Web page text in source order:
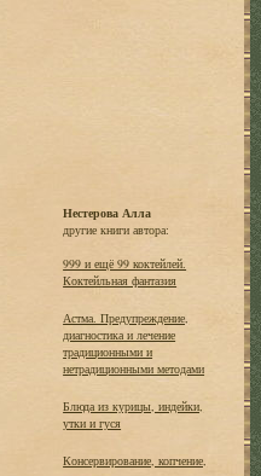
Нестерова Алла
другие книги автора:
999 и ещё 99 коктейлей.
Коктейльная фантазия
Астма. Предупреждение,
диагностика и лечение
традиционными и
нетрадиционными методами
Блюда из курицы, индейки,
утки и гуся
Консервирование, копчение,